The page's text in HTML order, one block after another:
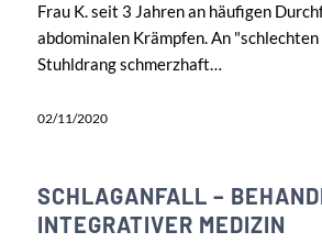
Frau K. seit 3 Jahren an häufigen
abdominalen Krämpfen. An
Stuhldrang schmerzhaft…
02/11/2020
SCHLAGANFALL –
INTEGRATIVER MEDIZIN